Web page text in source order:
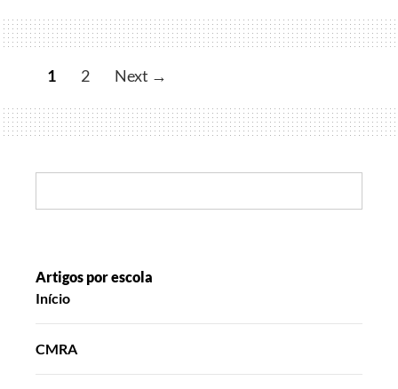
Criança
1 2 Next →
Artigos por escola
Início
CMRA